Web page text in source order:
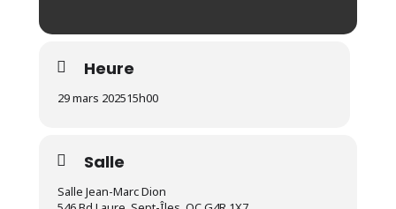
Heure
29 mars 202515h00
Salle
Salle Jean-Marc Dion